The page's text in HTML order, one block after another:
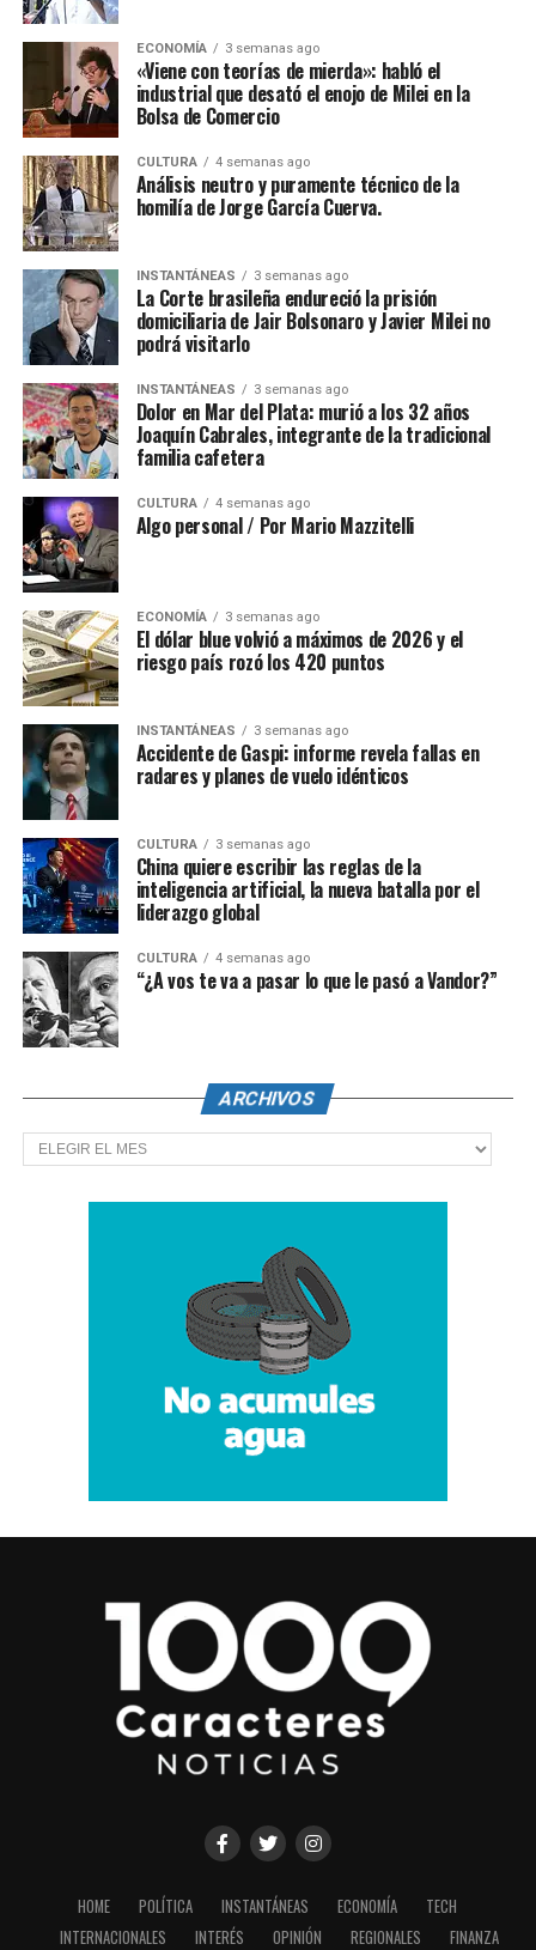
ECONOMÍA 3 semanas ago
«Viene con teorías de mierda»: habló el
industrial que desató el enojo de Milei en la
Bolsa de Comercio
CULTURA 4 semanas ago
Análisis neutro y puramente técnico de la
homilía de Jorge García Cuerva.
INSTANTÁNEAS 3 semanas ago
La Corte brasileña endureció la prisión
domiciliaria de Jair Bolsonaro y Javier Milei no
podrá visitarlo
INSTANTÁNEAS 3 semanas ago
Dolor en Mar del Plata: murió a los 32 años
Joaquín Cabrales, integrante de la tradicional
familia cafetera
CULTURA 4 semanas ago
Algo personal / Por Mario Mazzitelli
ECONOMÍA 3 semanas ago
El dólar blue volvió a máximos de 2026 y el
riesgo país rozó los 420 puntos
INSTANTÁNEAS 3 semanas ago
Accidente de Gaspi: informe revela fallas en
radares y planes de vuelo idénticos
CULTURA 3 semanas ago
China quiere escribir las reglas de la
inteligencia artificial, la nueva batalla por el
liderazgo global
CULTURA 4 semanas ago
“¿A vos te va a pasar lo que le pasó a Vandor?”
ARCHIVOS
Archivos
HOME POLÍTICA INSTANTÁNEAS ECONOMÍA
TECH
INTERNACIONALES
INTERÉS OPINIÓN REGIONALES FINANZA